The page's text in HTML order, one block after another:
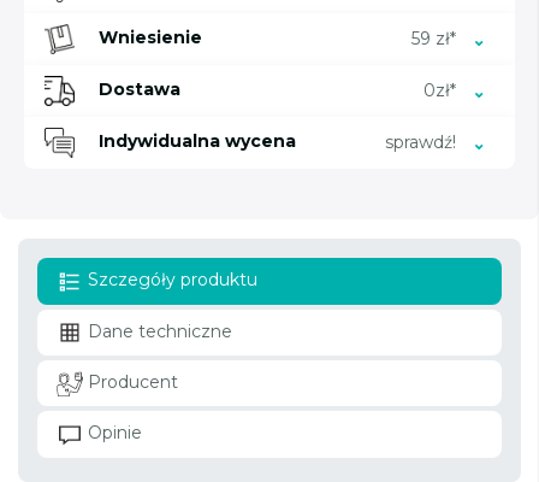
Wniesienie 59 zł*
Dostawa 0zł*
Indywidualna wycena sprawdź!
Szczegóły produktu
Dane techniczne
Producent
Opinie